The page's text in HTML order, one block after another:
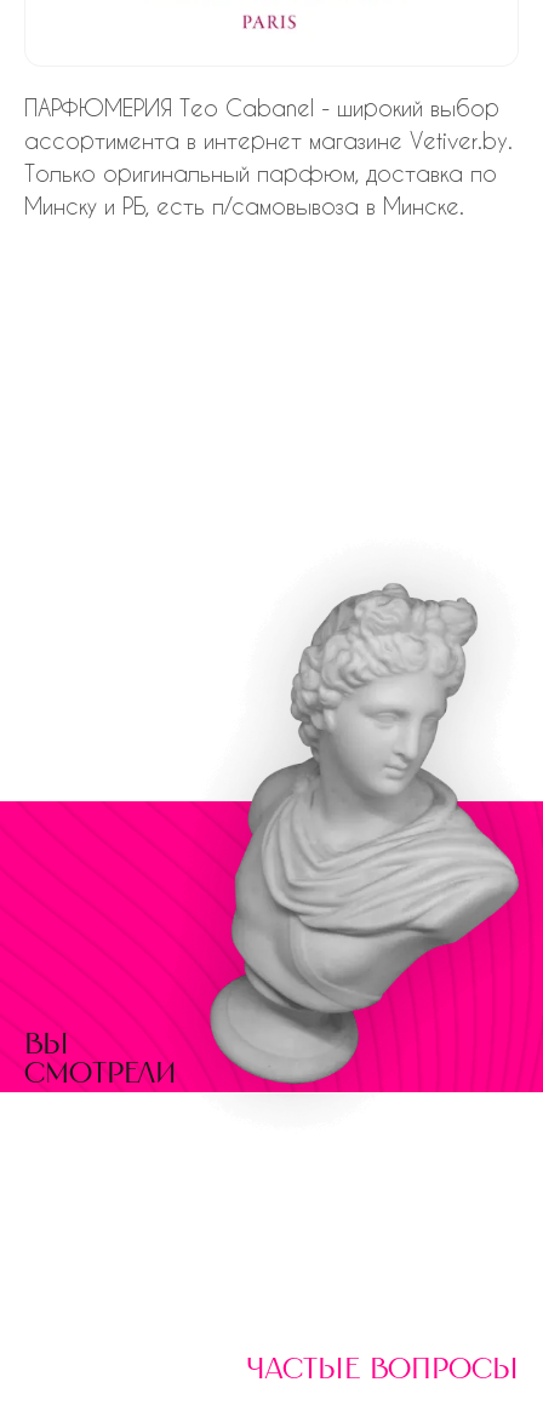
ПАРФЮМЕРИЯ Teo Cabanel - широкий выбор
ассортимента в интернет магазине Vetiver.by.
Только оригинальный парфюм, доставка по
Минску и РБ, есть п/самовывоза в Минске.
вы
смотрели
частые вопросы